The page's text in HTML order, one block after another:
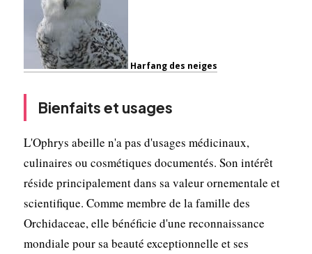
Harfang des neiges
Bienfaits et usages
L'Ophrys abeille n'a pas d'usages médicinaux,
culinaires ou cosmétiques documentés. Son intérêt
réside principalement dans sa valeur ornementale et
scientifique. Comme membre de la famille des
Orchidaceae, elle bénéficie d'une reconnaissance
mondiale pour sa beauté exceptionnelle et ses